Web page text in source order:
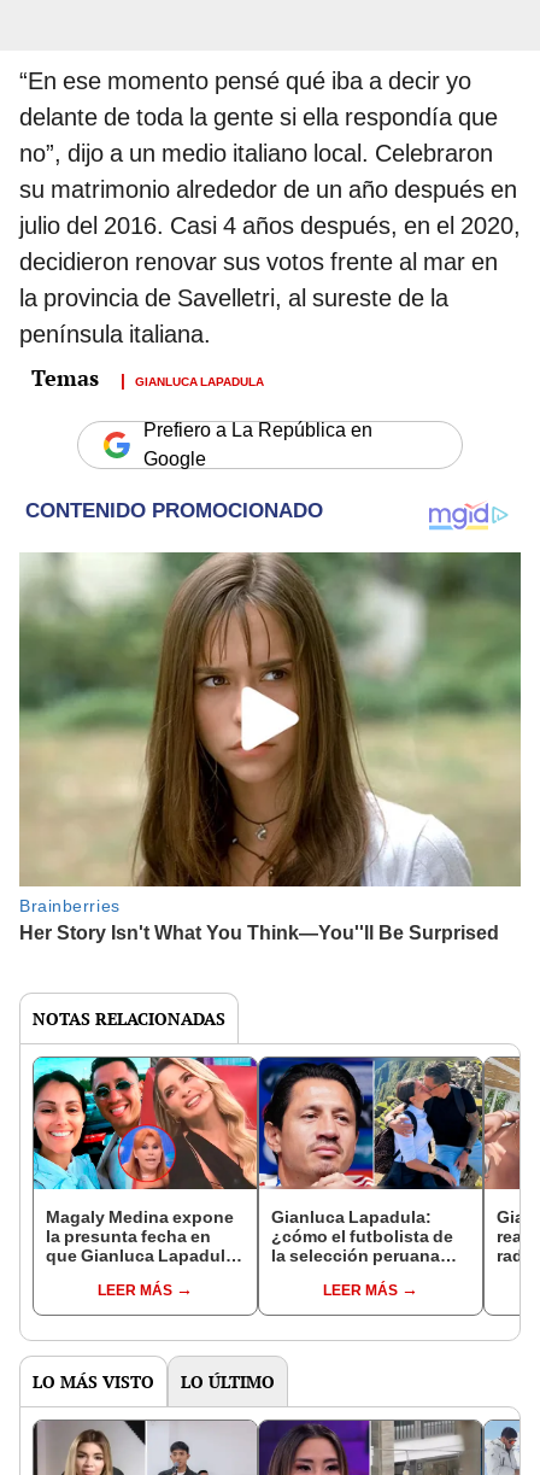
“En ese momento pensé qué iba a decir yo
delante de toda la gente si ella respondía que
no”, dijo a un medio italiano local. Celebraron
su matrimonio alrededor de un año después en
julio del 2016. Casi 4 años después, en el 2020,
decidieron renovar sus votos frente al mar en
la provincia de Savelletri, al sureste de la
península italiana.
GIANLUCA LAPADULA
Prefiero a La República en
Google
NOTAS RELACIONADAS
Magaly Medina expone
la presunta fecha en
que Gianluca Lapadula
esposa con Macarena
Gastaldo:
LEER MÁS
Gianluca Lapadula:
¿cómo el futbolista de
la selección peruana
Alessia y cuántos años
llevan juntos?
LEER MÁS
'El
LO MÁS VISTO LO ÚLTIMO